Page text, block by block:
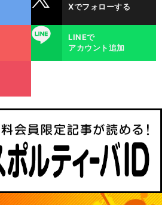
Xでフォローする
LINE
LINEで
アカウント追加